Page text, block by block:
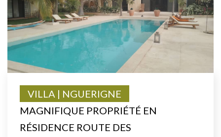
MAGNIFIQUE PROPRIÉTÉ EN
RÉSIDENCE ROUTE DES
VILLA | NGUERIGNE